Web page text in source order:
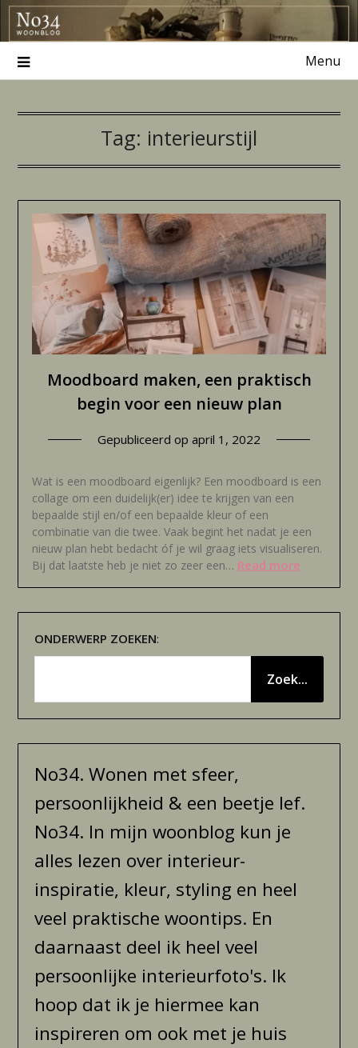
Ga
naar
inhoud
Menu
Tag: interieurstijl
Moodboard maken, een praktisch
begin voor een nieuw plan
Gepubliceerd op april 1, 2022
Wat is een moodboard eigenlijk? Een moodboard is een
collage om een duidelijk(er) idee te krijgen van een
bepaalde stijl en/of een bepaalde kleur of een
combinatie van die twee. Vaak begint het nadat je een
nieuw plan hebt bedacht óf je wil graag iets visualiseren.
Bij dat laatste heb je niet zo zeer een… Read more
ONDERWERP ZOEKEN:
Zoek...
No34. Wonen met sfeer,
persoonlijkheid & een beetje lef.
No34. In mijn woonblog kun je
alles lezen over interieur-
inspiratie, kleur, styling en heel
veel praktische woontips. En
daarnaast deel ik heel veel
persoonlijke interieurfoto's. Ik
hoop dat ik je hiermee kan
inspireren om ook met je huis